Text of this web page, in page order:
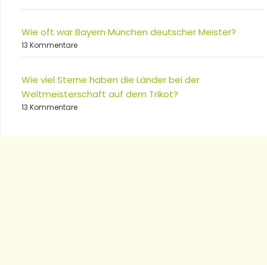
Wie oft war Bayern München deutscher Meister?
13 Kommentare
Wie viel Sterne haben die Länder bei der
Weltmeisterschaft auf dem Trikot?
13 Kommentare